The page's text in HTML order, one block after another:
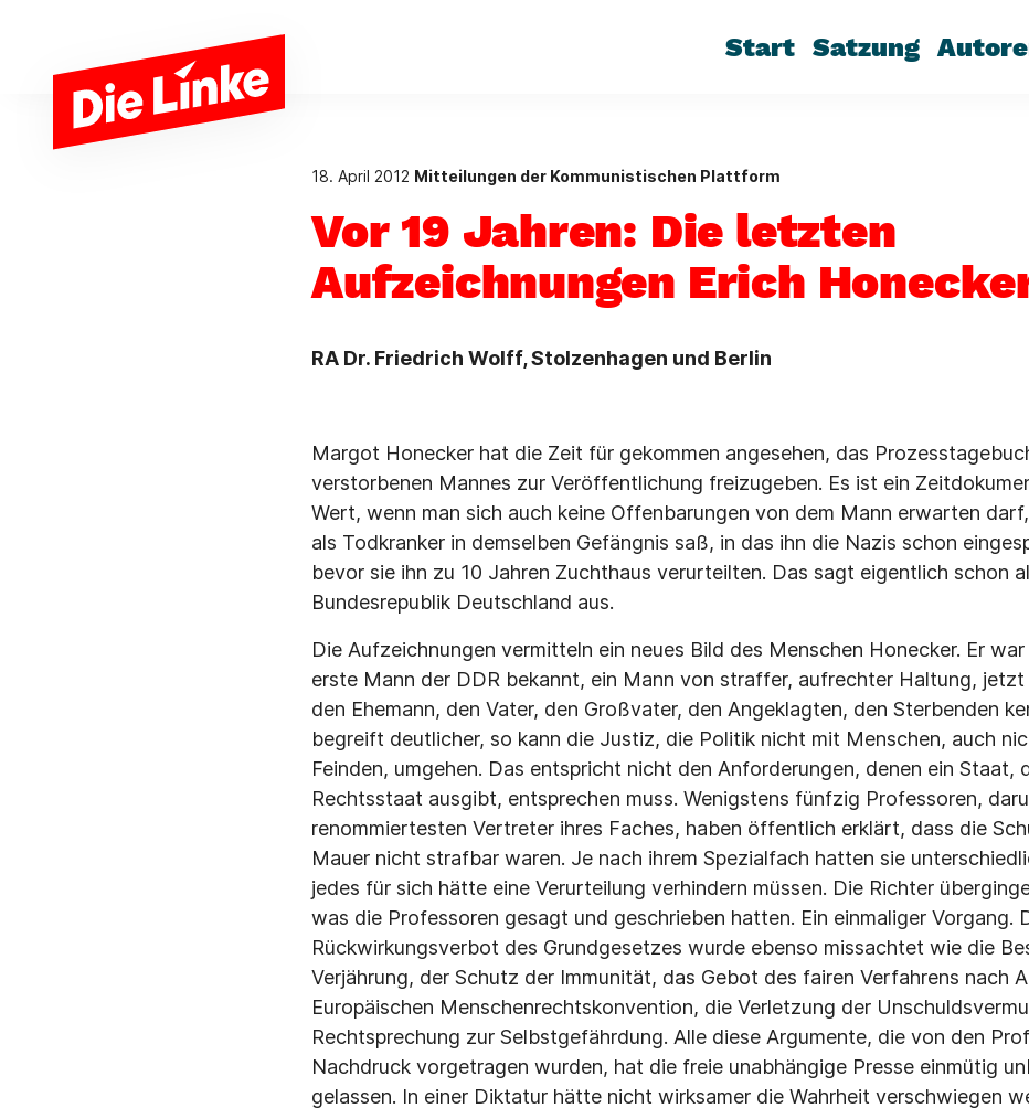
Start Satzung
18. April 2012 Mitteilungen der Kommunistischen Plattform
Vor 19 Jahren: Die letzten
Aufzeichnungen Erich
RA Dr. Friedrich Wolff, Stolzenhagen und Berlin
Margot Honecker hat die Zeit für gekommen angesehen, das
verstorbenen Mannes zur Veröffentlichung freizugeben. Es ist ein
Wert, wenn man sich auch keine Offenbarungen von dem Mann erwarten
als Todkranker in demselben Gefängnis saß, in das ihn die Nazis schon
bevor sie ihn zu 10 Jahren Zuchthaus verurteilten. Das sagt eigentlich schon
Bundesrepublik Deutschland aus.
Die Aufzeichnungen vermitteln ein neues Bild des Menschen Honecker. Er
erste Mann der DDR bekannt, ein Mann von straffer, aufrechter Haltung, jetzt
den Ehemann, den Vater, den Großvater, den Angeklagten, den Sterbenden
begreift deutlicher, so kann die Justiz, die Politik nicht mit Menschen, auch
Feinden, umgehen. Das entspricht nicht den Anforderungen, denen ein Staat,
Rechtsstaat ausgibt, entsprechen muss. Wenigstens fünfzig Professoren,
renommiertesten Vertreter ihres Faches, haben öffentlich erklärt, dass die
Mauer nicht strafbar waren. Je nach ihrem Spezialfach hatten sie
jedes für sich hätte eine Verurteilung verhindern müssen. Die Richter
was die Professoren gesagt und geschrieben hatten. Ein einmaliger Vorgang.
Rückwirkungsverbot des Grundgesetzes wurde ebenso missachtet wie die
Verjährung, der Schutz der Immunität, das Gebot des fairen Verfahrens nach
Europäischen Menschenrechtskonvention, die Verletzung der
Rechtsprechung zur Selbstgefährdung. Alle diese Argumente, die von den
Nachdruck vorgetragen wurden, hat die freie unabhängige Presse einmütig
gelassen. In einer Diktatur hätte nicht wirksamer die Wahrheit verschwiegen